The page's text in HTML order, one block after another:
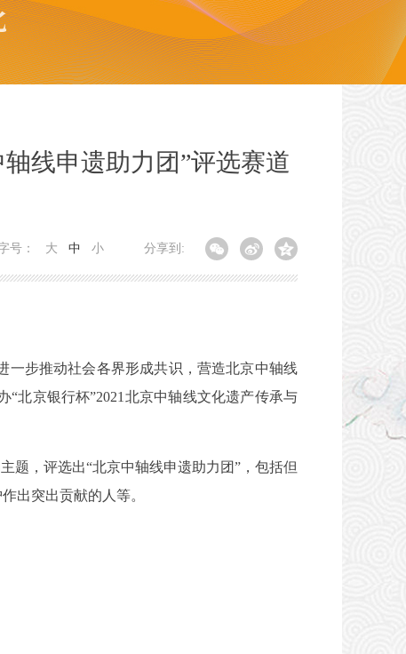
线申遗助力团”评选赛道
分享到:
号： 大 中 小
步推动社会各界形成共识，营造北京中轴线
北京银行杯”2021北京中轴线文化遗产传承与
，评选出“北京中轴线申遗助力团”，包括但
出突出贡献的人等。